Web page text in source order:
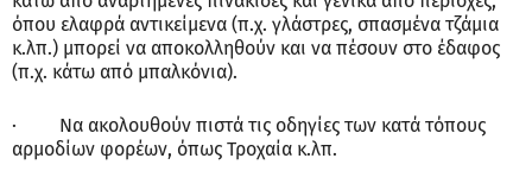
όπου ελαφρά αντικείμενα (π.χ. γλάστρες, σπασμένα τζάμια
κ.λπ.) μπορεί να αποκολληθούν και να πέσουν στο έδαφος
(π.χ. κάτω από μπαλκόνια).
· Να ακολουθούν πιστά τις οδηγίες των κατά τόπους
αρμοδίων φορέων, όπως Τροχαία κ.λπ.